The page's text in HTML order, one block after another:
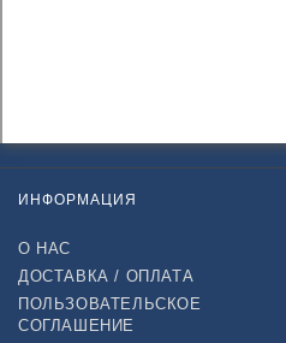
ИНФОРМАЦИЯ
О НАС
ДОСТАВКА / ОПЛАТА
ПОЛЬЗОВАТЕЛЬСКОЕ
СОГЛАШЕНИЕ